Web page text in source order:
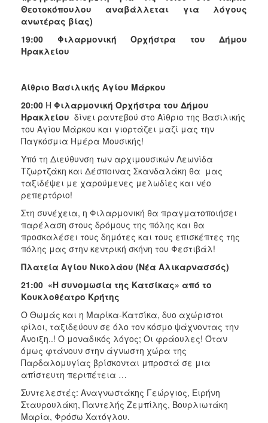
Θεοτοκόπουλου αναβάλλεται για λόγους
ανωτέρας βίας)
19:00 Φιλαρμονική Ορχήστρα του Δήμου
Ηρακλείου
Αίθριο Βασιλικής Αγίου Μάρκου
20:00 Η Φιλαρμονική Ορχήστρα του Δήμου
Ηρακλείου δίνει ραντεβού στο Αίθριο της Βασιλικής
του Αγίου Μάρκου και γιορτάζει μαζί μας την
Παγκόσμια Ημέρα Μουσικής!
Υπό τη Διεύθυνση των αρχιμουσικών Λεωνίδα
Τζωρτζάκη και Δέσποινας Σκανδαλάκη θα μας
ταξιδέψει με χαρούμενες μελωδίες και νέο
ρεπερτόριο!
Στη συνέχεια, η Φιλαρμονική θα πραγματοποιήσει
παρέλαση στους δρόμους της πόλης και θα
προσκαλέσει τους δημότες και τους επισκέπτες της
πόλης μας στην κεντρική σκήνη του Φεστιβάλ!
Πλατεία Αγίου Νικολάου (Νέα Αλικαρνασσός)
21:00 «Η συνομωσία της Κατσίκας» από το
Κουκλοθέατρο Κρήτης
Ο Θωμάς και η Μαρίκα-Κατσίκα, δυο αχώριστοι
φίλοι, ταξιδεύουν σε όλο τον κόσμο ψάχνοντας την
Άνοιξη..! Ο μοναδικός λόγος; Οι φράουλες! Όταν
όμως φτάνουν στην άγνωστη χώρα της
Παρδαλομυγίας βρίσκονται μπροστά σε μια
απίστευτη περιπέτεια …
Συντελεστές: Αναγνωστάκης Γεώργιος, Ειρήνη
Σταυρουλάκη, Παντελής Ζεμπίλης, Βουρλιωτάκη
Μαρία, Φρόσω Χατόγλου.